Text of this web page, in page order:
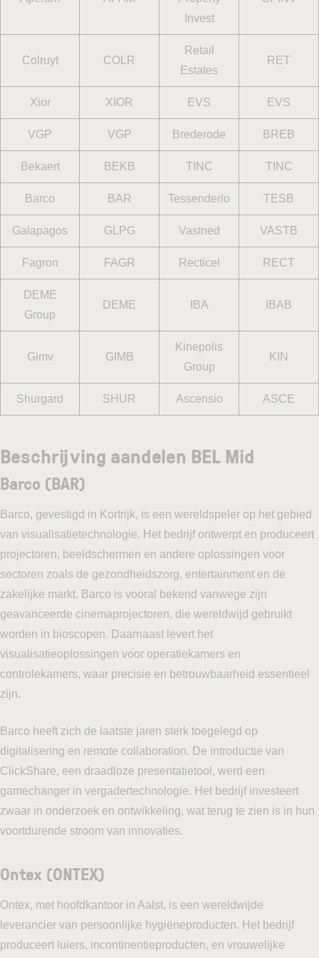
Invest
Colruyt COLR
Retail
Estates
RET
Xior XIOR EVS EVS
VGP VGP Brederode BREB
Bekaert BEKB TINC TINC
Barco BAR Tessenderlo TESB
Galapagos GLPG Vastned VASTB
Fagron FAGR Recticel RECT
DEME
Group
DEME IBA IBAB
Gimv GIMB
Kinepolis
Group
KIN
Shurgard SHUR Ascensio ASCE
Beschrijving aandelen BEL Mid
Barco (BAR)
Barco, gevestigd in Kortrijk, is een wereldspeler op het gebied
van visualisatietechnologie. Het bedrijf ontwerpt en produceert
projectoren, beeldschermen en andere oplossingen voor
sectoren zoals de gezondheidszorg, entertainment en de
zakelijke markt. Barco is vooral bekend vanwege zijn
geavanceerde cinemaprojectoren, die wereldwijd gebruikt
worden in bioscopen. Daarnaast levert het
visualisatieoplossingen voor operatiekamers en
controlekamers, waar precisie en betrouwbaarheid essentieel
zijn.
Barco heeft zich de laatste jaren sterk toegelegd op
digitalisering en remote collaboration. De introductie van
ClickShare, een draadloze presentatietool, werd een
gamechanger in vergadertechnologie. Het bedrijf investeert
zwaar in onderzoek en ontwikkeling, wat terug te zien is in hun
voortdurende stroom van innovaties.
Ontex (ONTEX)
Ontex, met hoofdkantoor in Aalst, is een wereldwijde
leverancier van persoonlijke hygiëneproducten. Het bedrijf
produceert luiers, incontinentieproducten, en vrouwelijke